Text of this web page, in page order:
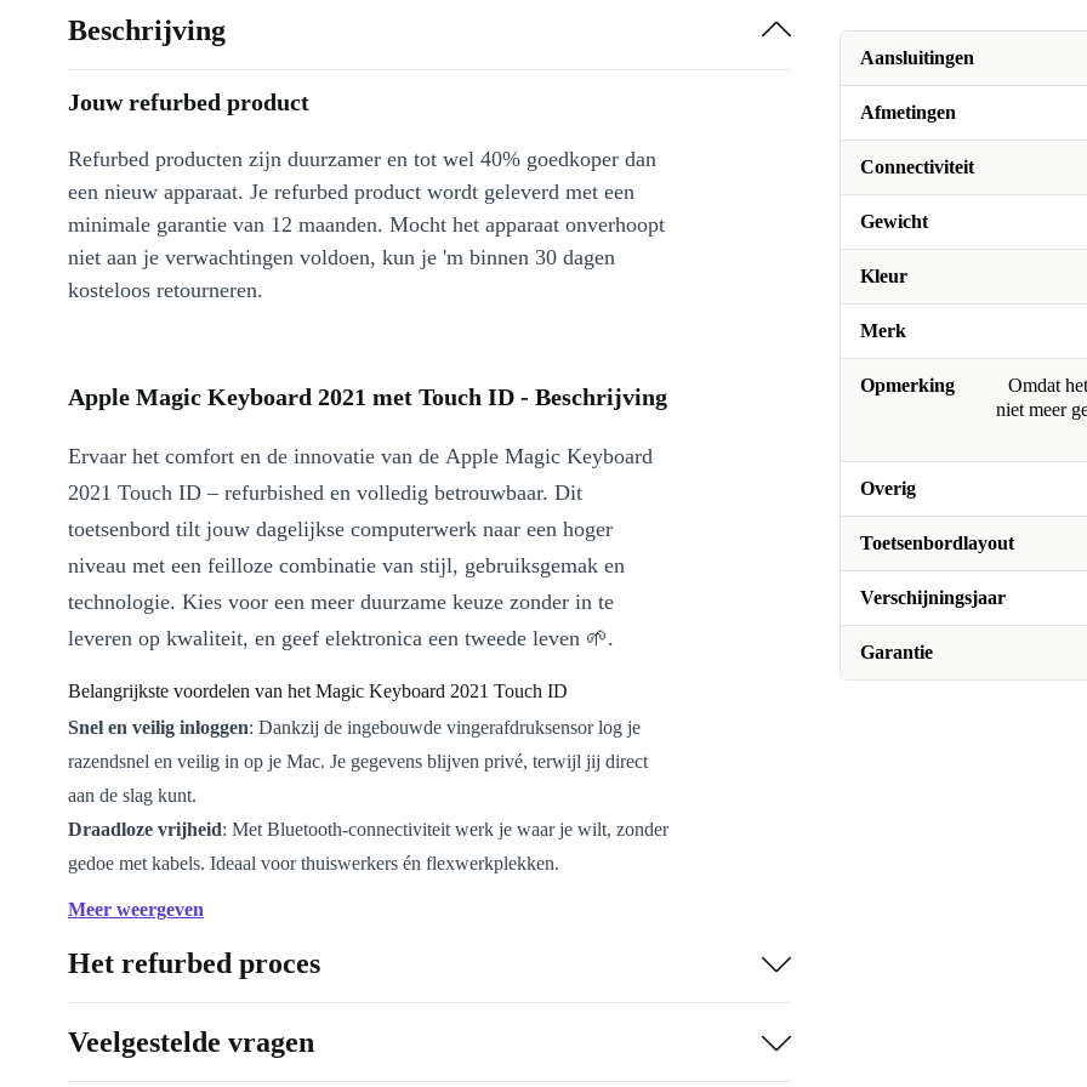
Aansluitingen
Afmetingen
Connectiviteit
Gewicht
Kleur
Merk
Opmerking
Omdat
niet meer
Overig
Toetsenbordlayout
Verschijningsjaar
Garantie
Beschrijving
Jouw refurbed product
Refurbed producten zijn duurzamer en tot wel 40% goedkoper dan
een nieuw apparaat. Je refurbed product wordt geleverd met een
minimale garantie van 12 maanden. Mocht het apparaat onverhoopt
niet aan je verwachtingen voldoen, kun je 'm binnen 30 dagen
kosteloos retourneren.
Apple Magic Keyboard 2021 met Touch ID - Beschrijving
Ervaar het comfort en de innovatie van de Apple Magic Keyboard
2021 Touch ID – refurbished en volledig betrouwbaar. Dit
toetsenbord tilt jouw dagelijkse computerwerk naar een hoger
niveau met een feilloze combinatie van stijl, gebruiksgemak en
technologie. Kies voor een meer duurzame keuze zonder in te
leveren op kwaliteit, en geef elektronica een tweede leven 🌱.
Belangrijkste voordelen van het Magic Keyboard 2021 Touch ID
Snel en veilig inloggen: Dankzij de ingebouwde vingerafdruksensor log je
razendsnel en veilig in op je Mac. Je gegevens blijven privé, terwijl jij direct
aan de slag kunt.
Draadloze vrijheid: Met Bluetooth-connectiviteit werk je waar je wilt, zonder
gedoe met kabels. Ideaal voor thuiswerkers én flexwerkplekken.
Lichtgewicht ontwerp: Met slechts 243 gram neem je het toetsenbord
eenvoudig overal mee naartoe.
Duurzaam en professioneel gereviseerd
Meer weergeven
Het refurbed proces
Veelgestelde vragen